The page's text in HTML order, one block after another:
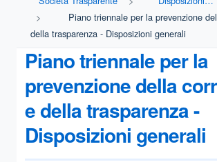
Piano triennale per la prevenzione
della trasparenza - Disposizioni generali
Piano triennale per la
prevenzione della
e della trasparenza -
Disposizioni generali